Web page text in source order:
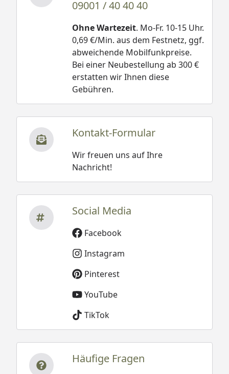
09001 / 40 40 40
Ohne Wartezeit. Mo-Fr. 10-15 Uhr.
0,69 €/Min. aus dem Festnetz, ggf.
abweichende Mobilfunkpreise.
Bei einer Neubestellung ab 300 €
erstatten wir Ihnen diese
Gebühren.
Kontakt-Formular
Wir freuen uns auf Ihre
Nachricht!
Social Media
Facebook
Instagram
Pinterest
YouTube
TikTok
Häufige Fragen